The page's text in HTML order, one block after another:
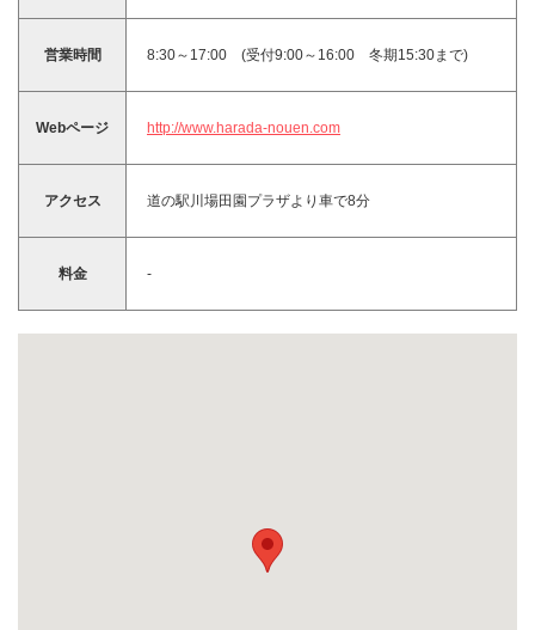
営業時間 8:30～17:00 (受付9:00～16:00 冬期15:30まで)
Webページ http://www.harada-nouen.com
アクセス 道の駅川場田園プラザより車で8分
料金 -